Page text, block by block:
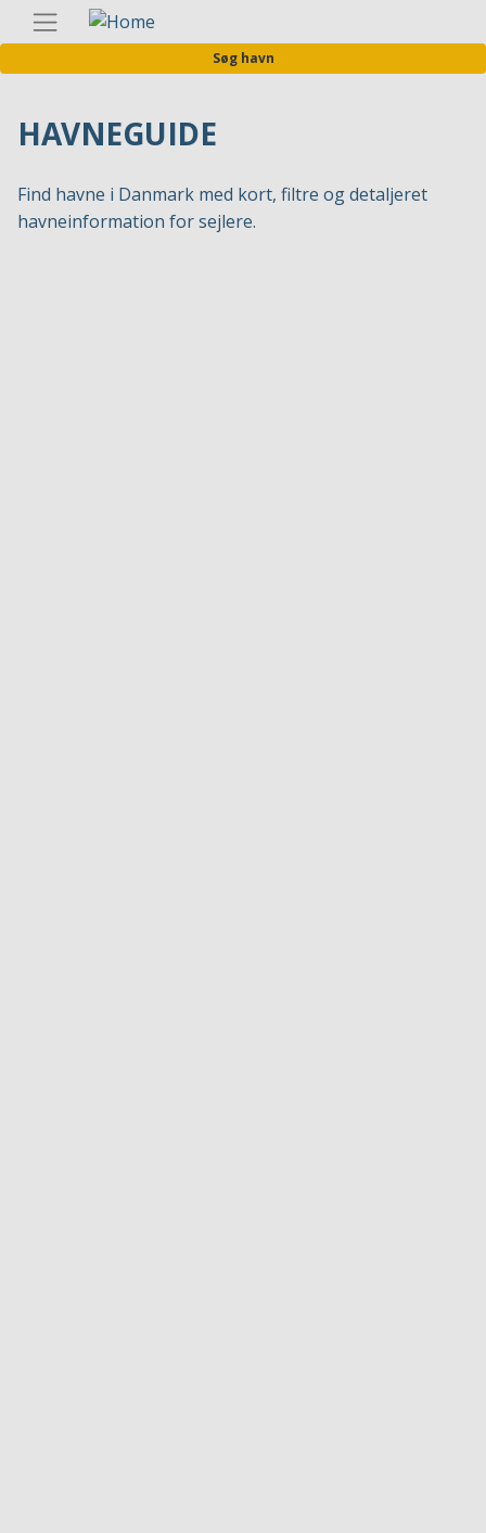
til
hovedindhold
Søg havn
HAVNEGUIDE
Find havne i Danmark med kort, filtre og detaljeret
havneinformation for sejlere.